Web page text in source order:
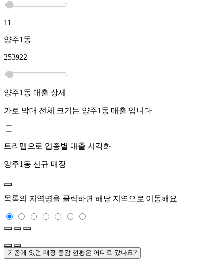
11
양주1동
253922
양주1동 매출 상세
가로 막대 전체 크기는 양주1동 매출 입니다
트리맵으로 업종별 매출 시각화
양주1동 신규 매장
목록의 지역명을 클릭하면 해당 지역으로 이동해요
기존에 있던 매장 증감 현황은 어디로 갔나요?